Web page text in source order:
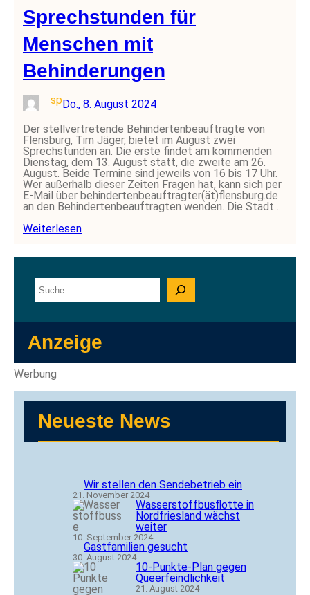
Sprechstunden für
Menschen mit
Behinderungen
spDo., 8. August 2024
Der stellvertretende Behindertenbeauftragte von
Flensburg, Tim Jäger, bietet im August zwei
Sprechstunden an. Die erste findet am kommenden
Dienstag, dem 13. August statt, die zweite am 26.
August. Beide Termine sind jeweils von 16 bis 17 Uhr.
Wer außerhalb dieser Zeiten Fragen hat, kann sich per
E-Mail über behindertenbeauftragter(ät)flensburg.de
an den Behindertenbeauftragten wenden. Die Stadt…
Weiterlesen
u
c
n
Anzeige
Werbung
Neueste News
Wir stellen den Sendebetrieb ein
21. November 2024
Wasserstoffbusflotte in
Nordfriesland wächst
weiter
10. September 2024
Gastfamilien gesucht
30. August 2024
10-Punkte-Plan gegen
Queerfeindlichkeit
21. August 2024